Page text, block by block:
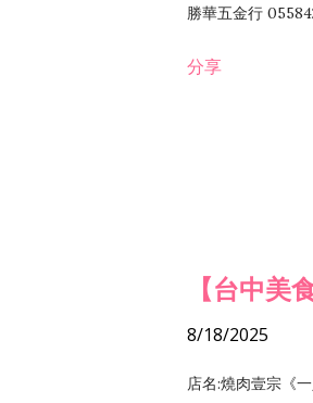
勝華五金行
分享
【台中
8/18/2025
店名:燒肉壹宗《